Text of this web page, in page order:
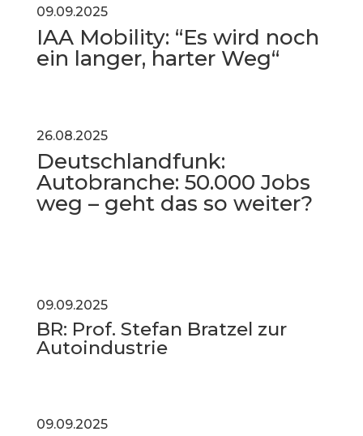
09.09.2025
IAA Mobility: “Es wird noch
ein langer, harter Weg“
26.08.2025
Deutschlandfunk:
Autobranche: 50.000 Jobs
weg – geht das so weiter?
09.09.2025
BR: Prof. Stefan Bratzel zur
Autoindustrie
09.09.2025